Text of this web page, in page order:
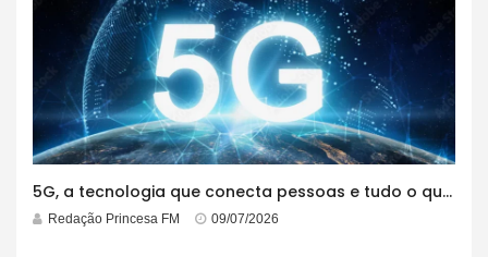
5G, a tecnologia que conecta pessoas e tudo o que está ao redor
Redação Princesa FM 09/07/2026